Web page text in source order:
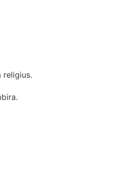
religius.